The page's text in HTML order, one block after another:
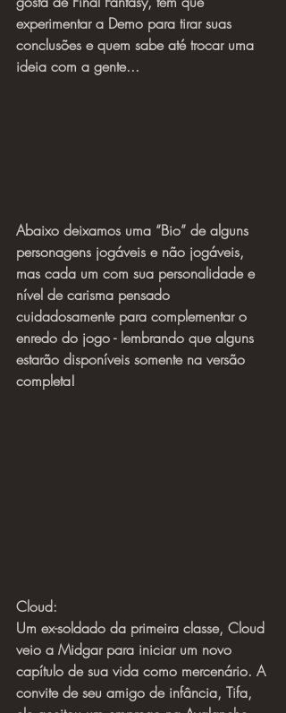
experimentar a Demo para tirar suas
conclusões e quem sabe até trocar uma
ideia com a gente...
Abaixo deixamos uma “Bio” de alguns
personagens jogáveis e não jogáveis,
mas cada um com sua personalidade e
nível de carisma pensado
cuidadosamente para complementar o
enredo do jogo - lembrando que alguns
estarão disponíveis somente na versão
completa!
Cloud:
Um ex-soldado da primeira classe, Cloud
veio a Midgar para iniciar um novo
capítulo de sua vida como mercenário. A
convite de seu amigo de infância, Tifa,